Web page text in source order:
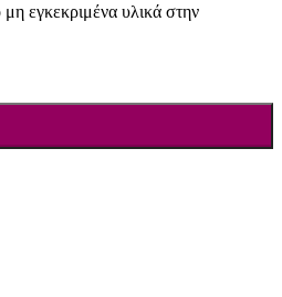
εγκεκριμένα υλικά στην